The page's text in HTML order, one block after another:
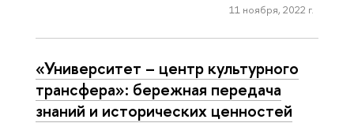
11 ноября, 2022 г.
«Университет – центр культурного
трансфера»: бережная передача
знаний и исторических ценностей